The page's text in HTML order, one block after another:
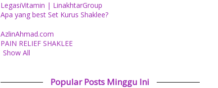
LegasiVitamin | LinakhtarGroup
Apa yang best Set Kurus Shaklee?
AzlinAhmad.com
PAIN RELIEF SHAKLEE
Show All
Popular Posts Minggu Ini